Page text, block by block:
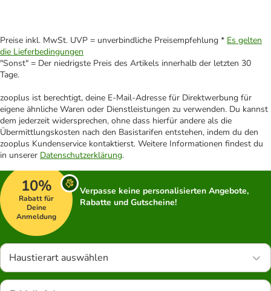
Preise inkl. MwSt. UVP = unverbindliche Preisempfehlung * Es gelten
die Lieferbedingungen
"Sonst" = Der niedrigste Preis des Artikels innerhalb der letzten 30
Tage.
zooplus ist berechtigt, deine E-Mail-Adresse für Direktwerbung für
eigene ähnliche Waren oder Dienstleistungen zu verwenden. Du kannst
dem jederzeit widersprechen, ohne dass hierfür andere als die
Übermittlungskosten nach den Basistarifen entstehen, indem du den
zooplus Kundenservice kontaktierst. Weitere Informationen findest du
in unserer Datenschutzerklärung.
10%
Rabatt für
Deine
Anmeldung
Verpasse keine personalisierten Angebote,
Rabatte und Gutscheine!
Haustierart auswählen